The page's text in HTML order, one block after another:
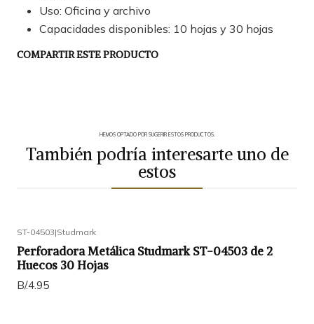
Uso: Oficina y archivo
Capacidades disponibles: 10 hojas y 30 hojas
COMPARTIR ESTE PRODUCTO
HEMOS OPTADO POR SUGERIR ESTOS PRODUCTOS.
También podría interesarte uno de
estos
ST-04503|Studmark
Perforadora Metálica Studmark ST-04503 de 2
Huecos 30 Hojas
B/.4.95